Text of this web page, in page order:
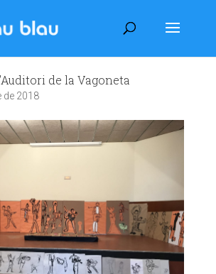
de la Vagoneta
de 2018